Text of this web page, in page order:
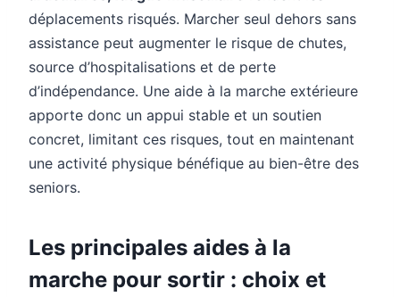
déplacements risqués. Marcher seul dehors sans
assistance peut augmenter le risque de chutes,
source d’hospitalisations et de perte
d’indépendance. Une aide à la marche extérieure
apporte donc un appui stable et un soutien
concret, limitant ces risques, tout en maintenant
une activité physique bénéfique au bien-être des
seniors.
Les principales aides à la
marche pour sortir : choix et